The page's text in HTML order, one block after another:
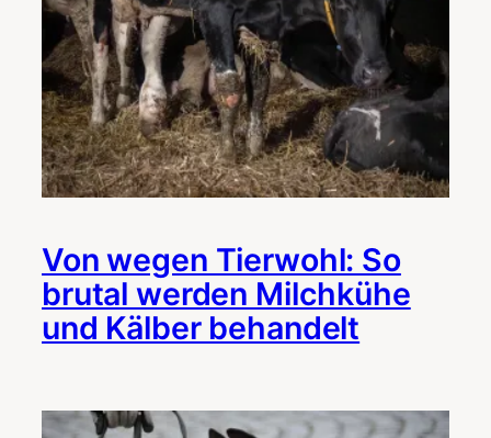
Von wegen Tierwohl: So
brutal werden Milchkühe
und Kälber behandelt